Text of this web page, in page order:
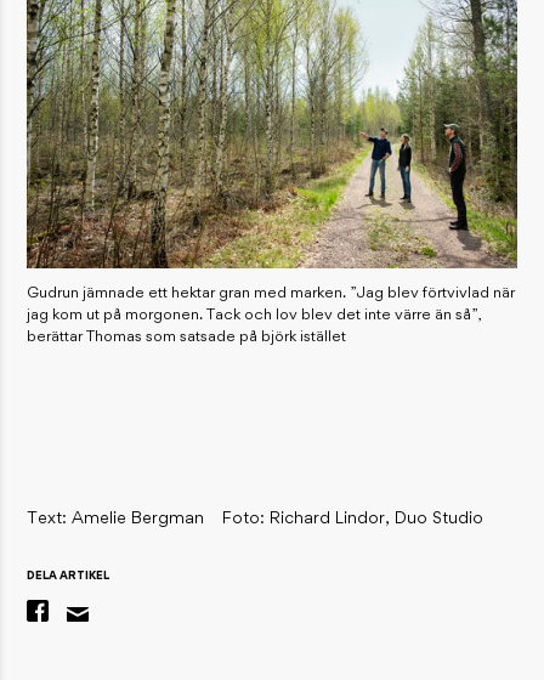
Gudrun jämnade ett hektar gran med marken. ”Jag blev förtvivlad när
jag kom ut på morgonen. Tack och lov blev det inte värre än så”,
berättar Thomas som satsade på björk istället
Text: Amelie Bergman Foto: Richard Lindor, Duo Studio
DELA ARTIKEL